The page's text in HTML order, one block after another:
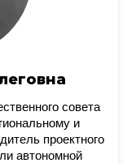
совета
и
проектного
автономной